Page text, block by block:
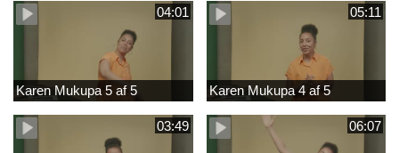
04:01
Karen Mukupa 5 af 5
05:11
Karen Mukupa 4 af 5
03:49 06:07